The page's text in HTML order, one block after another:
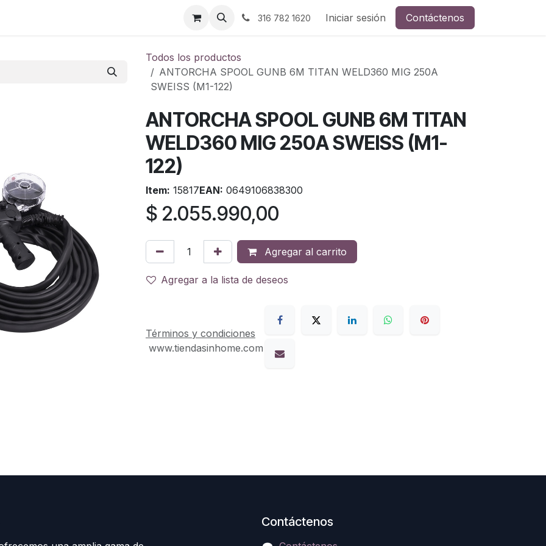
316 782 1620 Iniciar sesión Contáctenos
Todos los productos
ANTORCHA SPOOL GUNB 6M TITAN WELD360 MIG 250A
SWEISS (M1-122)
ANTORCHA SPOOL GUNB 6M TITAN
WELD360 MIG 250A SWEISS (M1-
122)
Item: 15817EAN: 0649106838300
$ 2.055.990,00
Agregar al carrito
Agregar a la lista de deseos
Términos y condiciones
www.tiendasinhome.com
Contáctenos